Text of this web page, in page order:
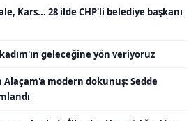
Kars... 28 ilde CHP'li belediye başkanı
geleceğine yön veriyoruz
modern dokunuş: Sedde